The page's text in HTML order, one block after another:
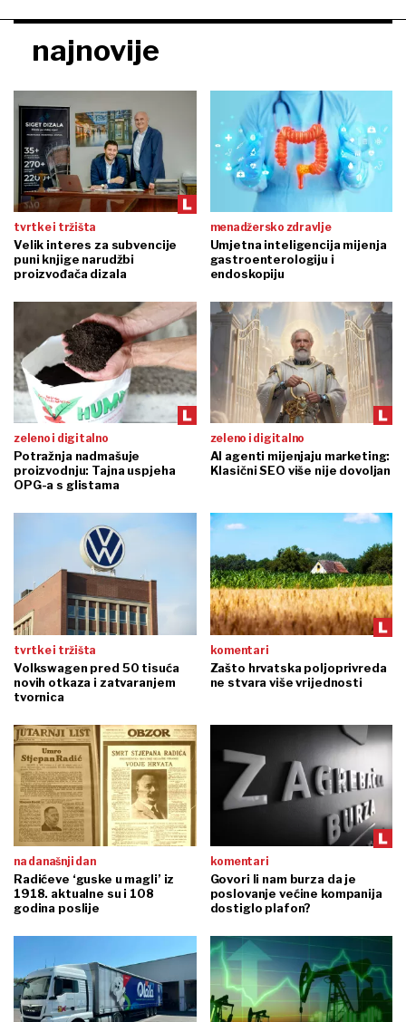
najnovije
tvrtke i tržišta
Velik interes za subvencije
puni knjige narudžbi
proizvođača dizala
menadžersko zdravlje
Umjetna inteligencija mijenja
gastroenterologiju i
endoskopiju
zeleno i digitalno
Potražnja nadmašuje
proizvodnju: Tajna uspjeha
OPG-a s glistama
zeleno i digitalno
AI agenti mijenjaju marketing:
Klasični SEO više nije dovoljan
tvrtke i tržišta
Volkswagen pred 50 tisuća
novih otkaza i zatvaranjem
tvornica
komentari
Zašto hrvatska poljoprivreda
ne stvara više vrijednosti
na današnji dan
Radićeve ‘guske u magli’ iz
1918. aktualne su i 108
godina poslije
komentari
Govori li nam burza da je
poslovanje većine kompanija
dostiglo plafon?